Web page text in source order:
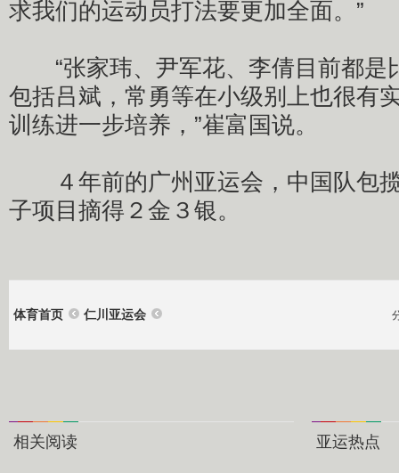
求我们的运动员打法要更加全面。”
“张家玮、尹军花、李倩目前都是
包括吕斌，常勇等在小级别上也很有
训练进一步培养，”崔富国说。
４年前的广州亚运会，中国队包
子项目摘得２金３银。
体育首页 仁川亚运会
相关阅读 亚运热点